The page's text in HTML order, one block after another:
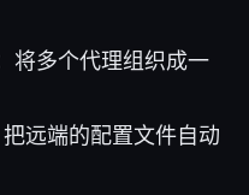
将多个代理组织成一
远端的配置文件自动